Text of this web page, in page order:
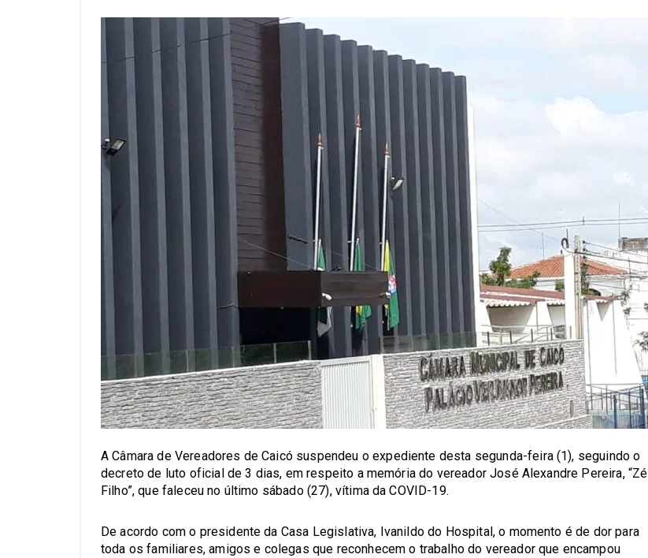
A Câmara de Vereadores de Caicó suspendeu o expediente desta segunda-feira (1), seguindo o
decreto de luto oficial de 3 dias, em respeito a memória do vereador José Alexandre Pereira, “Zé
Filho”, que faleceu no último sábado (27), vítima da COVID-19.
De acordo com o presidente da Casa Legislativa, Ivanildo do Hospital, o momento é de dor para
toda os familiares, amigos e colegas que reconhecem o trabalho do vereador que encampou